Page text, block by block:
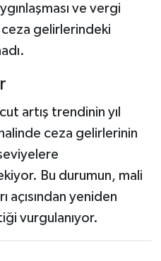
ve vergi
ceza gelirlerindeki
artış trendinin yıl
ceza gelirlerinin
Bu durumun, mali
açısından yeniden
vurgulanıyor.